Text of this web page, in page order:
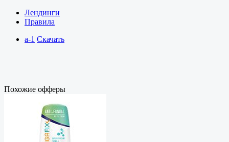
Лендинги
Правила
a-1 Скачать
Похожие офферы